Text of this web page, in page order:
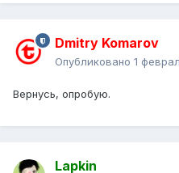
Dmitry Komarov
Опубликовано 1
Вернусь, опробую.
Lapkin